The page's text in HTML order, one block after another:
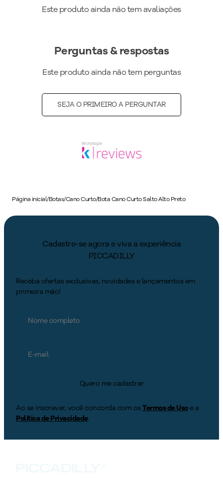
Este produto ainda não tem avaliações
Perguntas & respostas
Este produto ainda não tem perguntas
SEJA O PRIMEIRO A PERGUNTAR
Página inicial/Botas/Cano Curto/Bota Cano Curto Salto Alto Preto
Cadastre-se agora e viva a experiência
PICCADILLY
Receba ofertas exclusivas, novidades e lançamentos em
primeira mão!
Quero me cadastrar
Ao se inscrever, você concorda com osTermos de Usoe a
Política de Privacidade.